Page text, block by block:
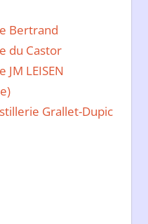
Bertrand
du Castor
LEISEN
Grallet-Dupic